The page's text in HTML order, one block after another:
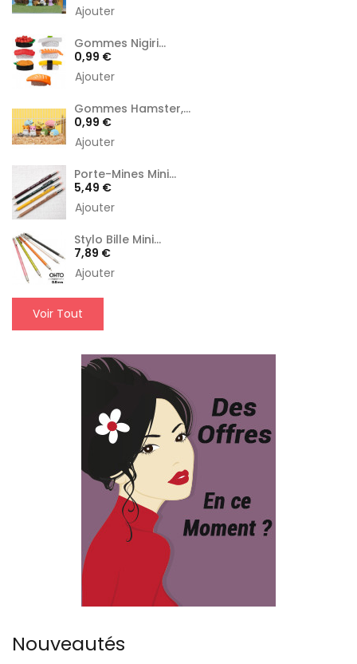
Ajouter
Gommes Nigiri...
Prix
0,99 €
Ajouter
Gommes Hamster,...
Prix
0,99 €
Ajouter
Porte-Mines Mini...
Prix
5,49 €
Ajouter
Stylo Bille Mini...
Prix
7,89 €
Ajouter
Voir Tout
Nouveautés